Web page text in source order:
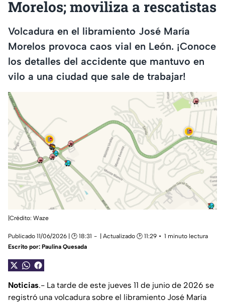
Morelos; moviliza a rescatistas
Volcadura en el libramiento José María
Morelos provoca caos vial en León. ¡Conoce
los detalles del accidente que mantuvo en
vilo a una ciudad que sale de trabajar!
|Crédito: Waze
Publicado 11/06/2026 | 🕑 18:31 | Actualizado 🕑 11:29
1 minuto lectura
Escrito por: Paulina Quesada
Noticias.- La tarde de este jueves 11 de junio de 2026 se
registró una volcadura sobre el libramiento José María